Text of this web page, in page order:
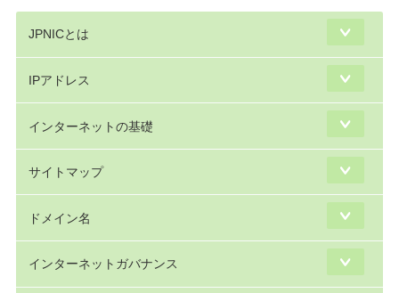
JPNICとは
IPアドレス
インターネットの基礎
サイトマップ
ドメイン名
インターネットガバナンス